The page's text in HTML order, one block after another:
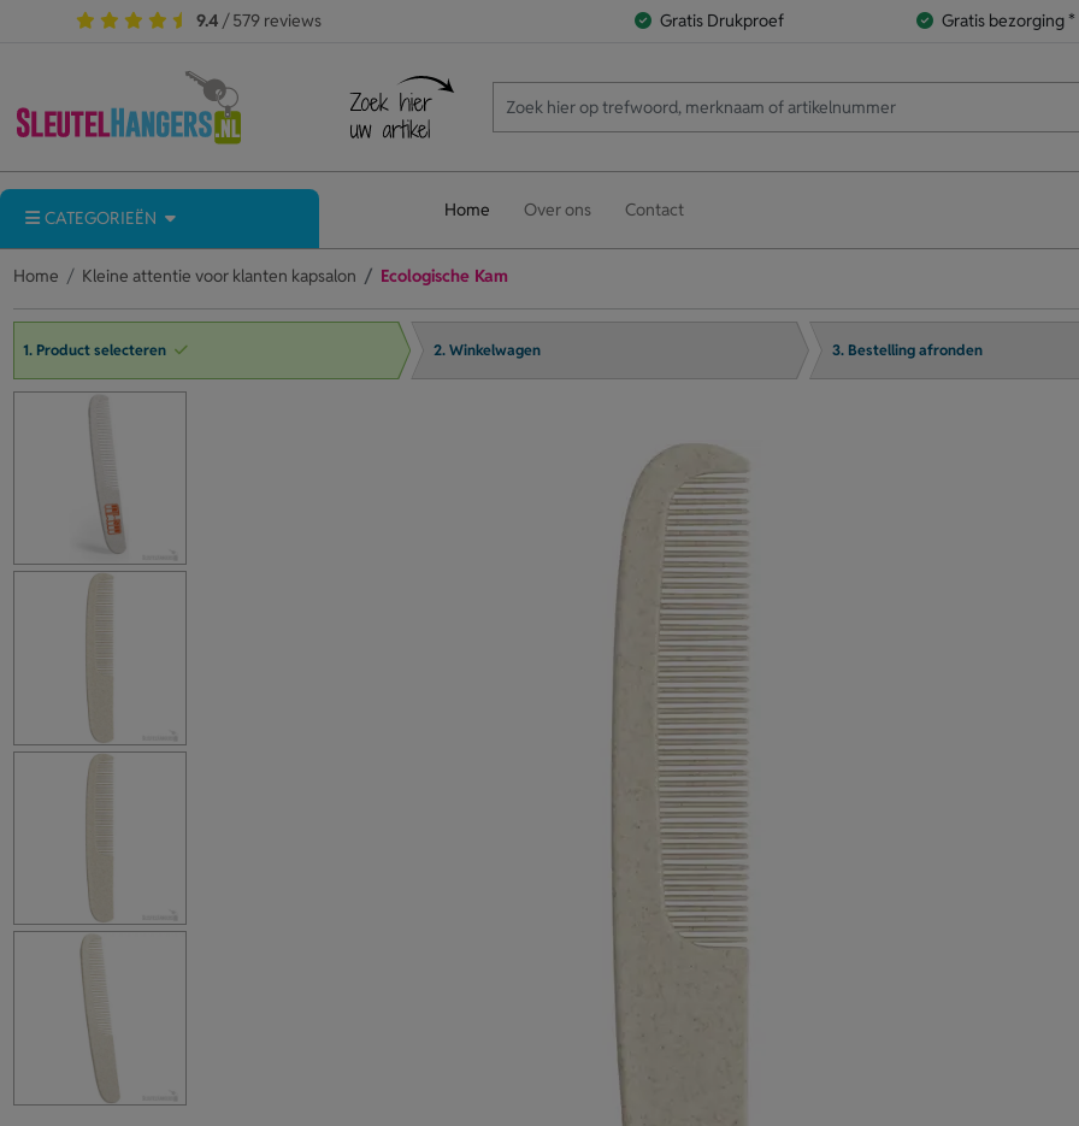
9.4 / 579 reviews Gratis Drukproef Gratis bezorging *
CATEGORIEËN Home Over ons Contact
Home Kleine attentie voor klanten kapsalon Ecologische Kam
1. Product selecteren 2. Winkelwagen 3. Bestelling afronden